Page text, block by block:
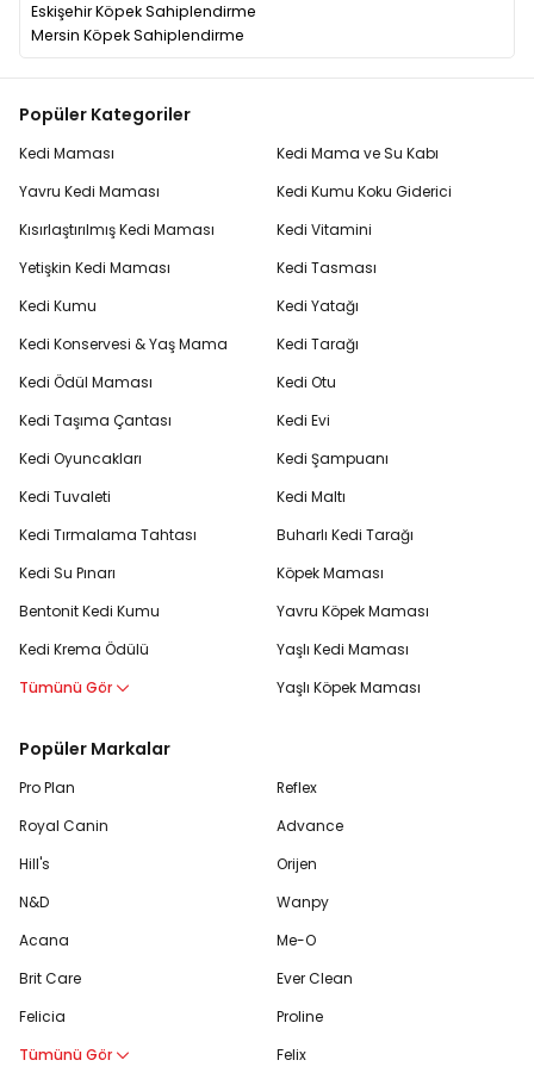
Eskişehir Köpek Sahiplendirme
Mersin Köpek Sahiplendirme
Popüler Kategoriler
Kedi Maması
Yavru Kedi Maması
Kısırlaştırılmış Kedi Maması
Yetişkin Kedi Maması
Kedi Kumu
Kedi Konservesi & Yaş Mama
Kedi Ödül Maması
Kedi Taşıma Çantası
Kedi Oyuncakları
Kedi Tuvaleti
Kedi Tırmalama Tahtası
Kedi Su Pınarı
Bentonit Kedi Kumu
Kedi Krema Ödülü
Tümünü Gör
Kedi Mama ve Su Kabı
Kedi Kumu Koku Giderici
Kedi Vitamini
Kedi Tasması
Kedi Yatağı
Kedi Tarağı
Kedi Otu
Kedi Evi
Kedi Şampuanı
Kedi Maltı
Buharlı Kedi Tarağı
Köpek Maması
Yavru Köpek Maması
Yaşlı Kedi Maması
Yaşlı Köpek Maması
Popüler Markalar
Pro Plan
Royal Canin
Hill's
N&D
Acana
Brit Care
Felicia
Tümünü Gör
Reflex
Advance
Orijen
Wanpy
Me-O
Ever Clean
Proline
Felix